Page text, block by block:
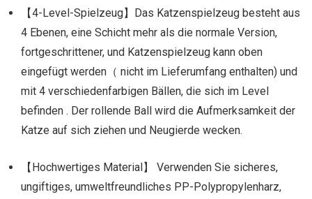
【4-Level-Spielzeug】Das Katzenspielzeug besteht aus
4 Ebenen, eine Schicht mehr als die normale Version,
fortgeschrittener, und Katzenspielzeug kann oben
eingefügt werden（ nicht im Lieferumfang enthalten) und
mit 4 verschiedenfarbigen Bällen, die sich im Level
befinden . Der rollende Ball wird die Aufmerksamkeit der
Katze auf sich ziehen und Neugierde wecken.
【Hochwertiges Material】 Verwenden Sie sicheres,
ungiftiges, umweltfreundliches PP-Polypropylenharz,